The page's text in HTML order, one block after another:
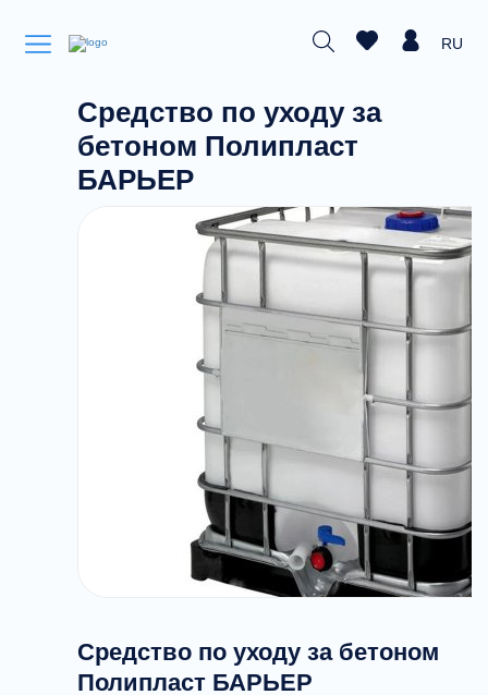
RU
Средство по уходу за
бетоном Полипласт
БАРЬЕР
Средство по уходу за бетоном
Полипласт БАРЬЕР